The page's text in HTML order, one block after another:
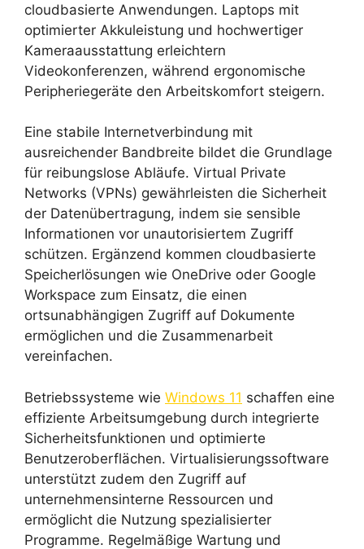
cloudbasierte Anwendungen. Laptops mit
optimierter Akkuleistung und hochwertiger
Kameraausstattung erleichtern
Videokonferenzen, während ergonomische
Peripheriegeräte den Arbeitskomfort steigern.
Eine stabile Internetverbindung mit
ausreichender Bandbreite bildet die Grundlage
für reibungslose Abläufe. Virtual Private
Networks (VPNs) gewährleisten die Sicherheit
der Datenübertragung, indem sie sensible
Informationen vor unautorisiertem Zugriff
schützen. Ergänzend kommen cloudbasierte
Speicherlösungen wie OneDrive oder Google
Workspace zum Einsatz, die einen
ortsunabhängigen Zugriff auf Dokumente
ermöglichen und die Zusammenarbeit
vereinfachen.
Betriebssysteme wie Windows 11 schaffen eine
effiziente Arbeitsumgebung durch integrierte
Sicherheitsfunktionen und optimierte
Benutzeroberflächen. Virtualisierungssoftware
unterstützt zudem den Zugriff auf
unternehmensinterne Ressourcen und
ermöglicht die Nutzung spezialisierter
Programme. Regelmäßige Wartung und